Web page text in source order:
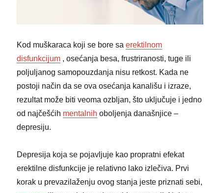
Kod muškaraca koji se bore saerektilnom
disfunkcijum , osećanja besa, frustriranosti, tuge ili
poljuljanog samopouzdanja nisu retkost. Kada ne
postoji način da se ova osećanja kanališu i izraze,
rezultat može biti veoma ozbljan, što uključuje i jedno
od najčešćih mentalnih oboljenja današnjice –
depresiju.
Depresija koja se pojavljuje kao propratni efekat
erektilne disfunkcije je relativno lako izlečiva. Prvi
korak u prevazilaženju ovog stanja jeste priznati sebi,